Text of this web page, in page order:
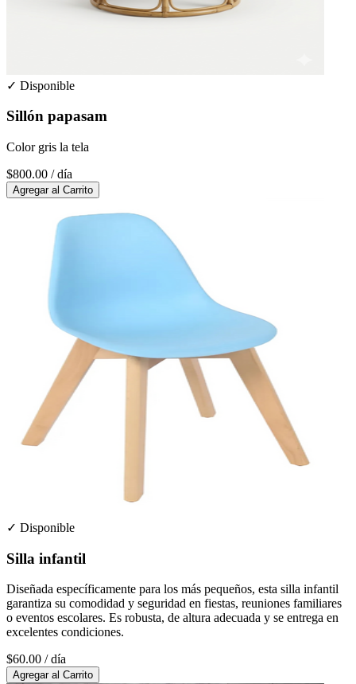
✓ Disponible
Sillón papasam
Color gris la tela
$800.00 / día
Agregar al Carrito
✓ Disponible
Silla infantil
Diseñada específicamente para los más pequeños, esta silla infantil
garantiza su comodidad y seguridad en fiestas, reuniones familiares
o eventos escolares. Es robusta, de altura adecuada y se entrega en
excelentes condiciones.
$60.00 / día
Agregar al Carrito